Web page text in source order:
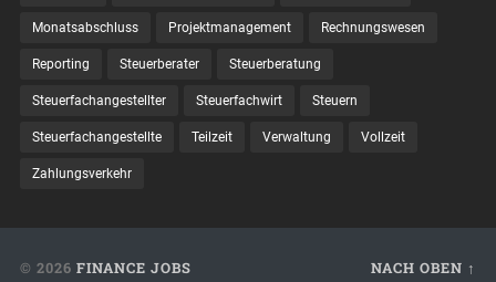
Monatsabschluss Projektmanagement Rechnungswesen
Reporting Steuerberater Steuerberatung
Steuerfachangestellter Steuerfachwirt Steuern
Steuer­fach­ange­stellte Teilzeit Verwaltung Vollzeit
Zahlungsverkehr
© 2026 FINANCE JOBS NACH OBEN ↑